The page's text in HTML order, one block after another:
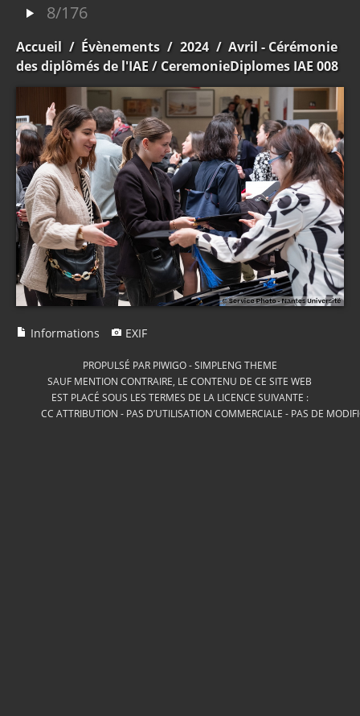
8/176
Accueil / Évènements / 2024 / Avril - Cérémonie
des diplômés de l'IAE / CeremonieDiplomes IAE 008
Informations EXIF
PROPULSÉ PAR PIWIGO-SIMPLENG THEME
SAUF MENTION CONTRAIRE, LE CONTENU DE CE SITE WEB
EST PLACÉ SOUS LES TERMES DE LA LICENCE SUIVANTE :
CC ATTRIBUTION - PAS D’UTILISATION COMMERCIALE - PAS DE